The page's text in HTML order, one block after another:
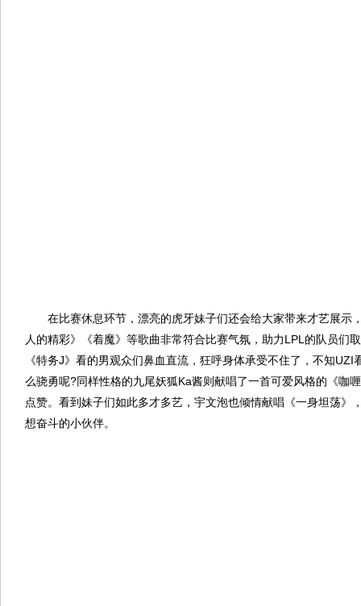
在比赛休息环节，漂亮的虎牙妹子们还会给大家带来才艺展示
人的精彩》《着魔》等歌曲非常符合比赛气氛，助力LPL的队员们
《特务J》看的男观众们鼻血直流，狂呼身体承受不住了，不知
么骁勇呢?同样性格的九尾妖狐Ka酱则献唱了一首可爱风格的《咖
点赞。看到妹子们如此多才多艺，宇文泡也倾情献唱《一身坦荡》
想奋斗的小伙伴。